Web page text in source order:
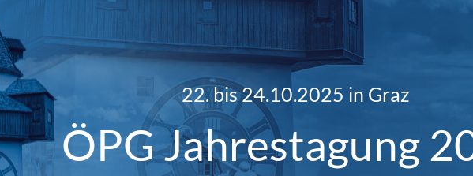
22. bis 24.10.2025 in Graz
ÖPG Jahrestagung